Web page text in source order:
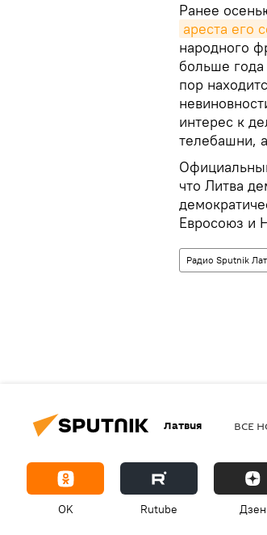
Ранее
ареста его
народного
больше
пор
интерес к
телебашни,
что Литва
Евросоюз и
Радио Sputnik
Латвия ВСЕ
OK Rutube Дзен